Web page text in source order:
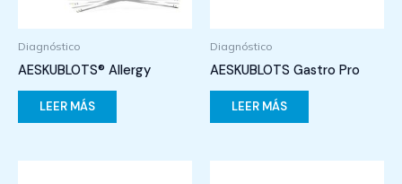
Diagnóstico
AESKUBLOTS® Allergy
LEER MÁS
Diagnóstico
AESKUBLOTS Gastro Pro
LEER MÁS